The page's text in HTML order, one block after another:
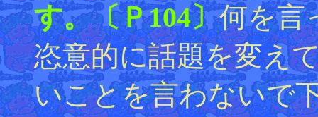
す。〔Ｐ104〕何を言
恣意的に話題を変え
いことを言わないで